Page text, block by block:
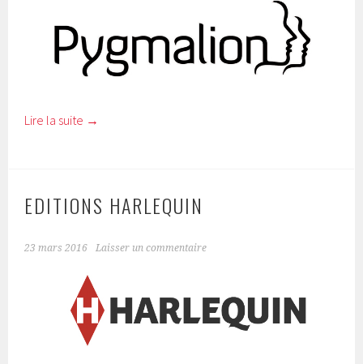
Lire la suite →
EDITIONS HARLEQUIN
23 mars 2016 Laisser un commentaire